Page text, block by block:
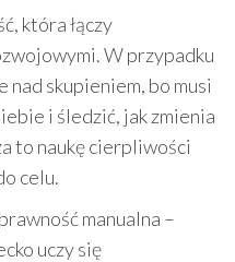
która łączy
W przypadku
skupieniem, bo musi
i śledzić, jak zmienia
to naukę cierpliwości
celu.
manualna –
uczy się